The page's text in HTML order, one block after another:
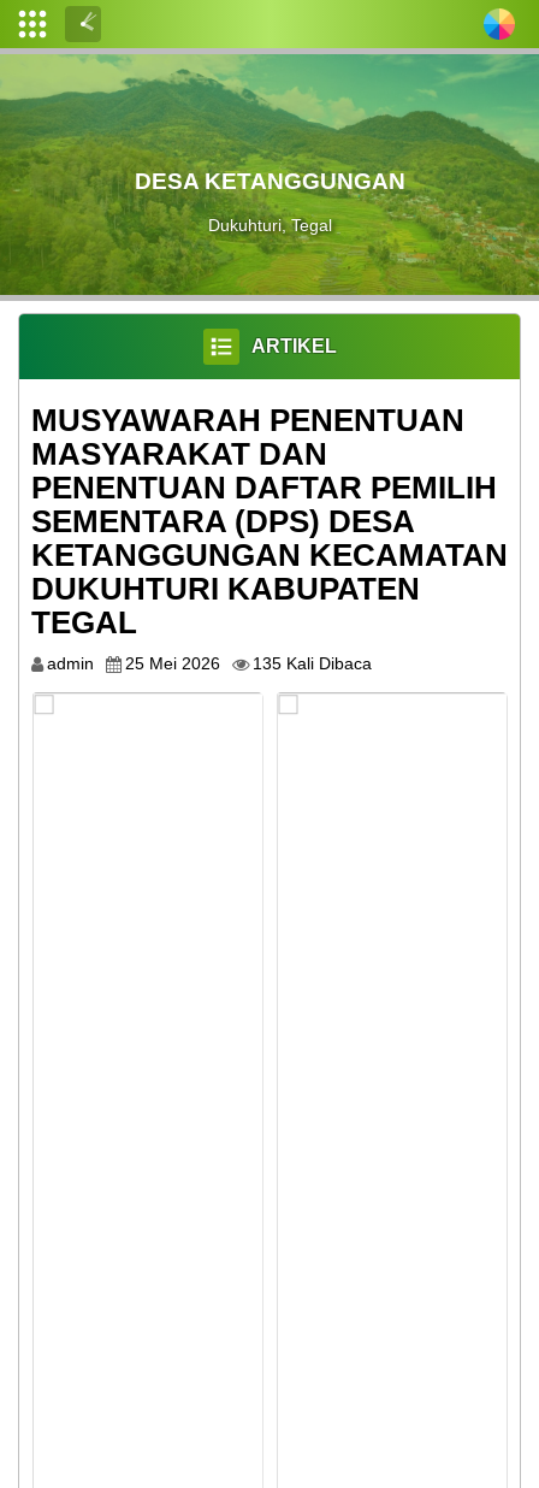
Admin
Layanan
Mandiri
PROFIL
LEMBAGA
KEPENDUDUKAN
LAYANAN
PPID
LAPAK
DESA
GALERI
BANTUAN
LANGSUNG
TUNAI
DESA KETANGGUNGAN
Dukuhturi, Tegal
ARTIKEL
MUSYAWARAH PENENTUAN
MASYARAKAT DAN
PENENTUAN DAFTAR PEMILIH
SEMENTARA (DPS) DESA
KETANGGUNGAN KECAMATAN
DUKUHTURI KABUPATEN
TEGAL
admin 25 Mei 2026 135 Kali Dibaca